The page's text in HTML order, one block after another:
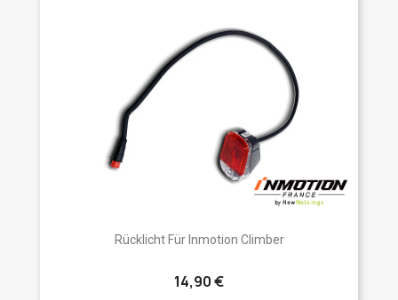
Rücklicht Für Inmotion Climber
14,90 €